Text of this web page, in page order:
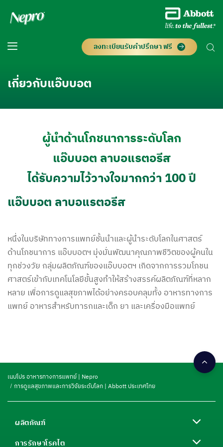
ลงทะเบียนรับคำปรึกษา ฟรี
เกี่ยวกับแอ๊บบอต
ผู้นำด้านโภชนาการระดับโลก
แอ๊บบอต ลาบอแรตอรีส
ได้รับความไว้วางใจมากกว่า 100 ปี
แอ๊บบอต ลาบอแรตอรีส
หนึ่งในบริษัททางการแพทย์ชั้นนำและผู้นำระดับโลกในศาสตร์
ด้านโภชนาการ แอ๊บบอตฯ มุ่งมั่นพัฒนาคุณภาพชีวิตของผู้คนใน
ทุกช่วงวัย กลุ่มผลิตภัณฑ์ของแอ๊บบอตฯ เกิดจากการรวมโภชน
ศาสตร์เข้ากับเทคโนโลยีขั้นสูงทำให้สร้างสรรค์ผลิตภัณฑ์ที่หลาก
หลาย เพื่อการดูแลสุขภาพได้อย่างครอบคลุมทั้ง อาหารทางการ
แพทย์ อาหารสำหรับทารกและเด็ก ยา และเครื่องมือแพทย์
เนบโปร อาหารทางการแพทย์ | Nepro
การดูแลสุขภาพและการวิจัยระดับโลก | Abbott ประเทศไทย
ผลิตภัณฑ์
การรักษาโรคไต